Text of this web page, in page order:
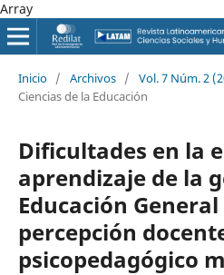
Array
Inicio / Archivos / Vol. 7 Núm. 2
Ciencias de la Educación
Dificultades en la
aprendizaje de la
Educación
percepción
psicopedagógico